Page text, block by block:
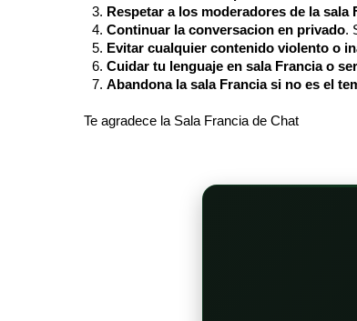
Respetar a los moderadores de la sala
Continuar la conversacion en privado.
Evitar cualquier contenido violento o
Cuidar tu lenguaje en sala Francia o
Abandona la sala Francia si no es el
Te agradece la Sala Francia de Chat